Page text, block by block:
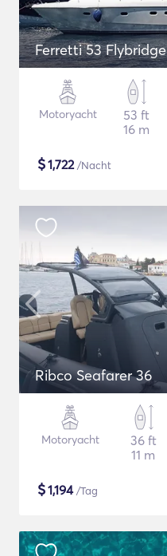
Ferretti 53 Flybridge
Motoryacht
53 ft
16 m
$1,722/Nacht
Ribco Seafarer 36
Motoryacht
36 ft
11 m
$1,194/Tag